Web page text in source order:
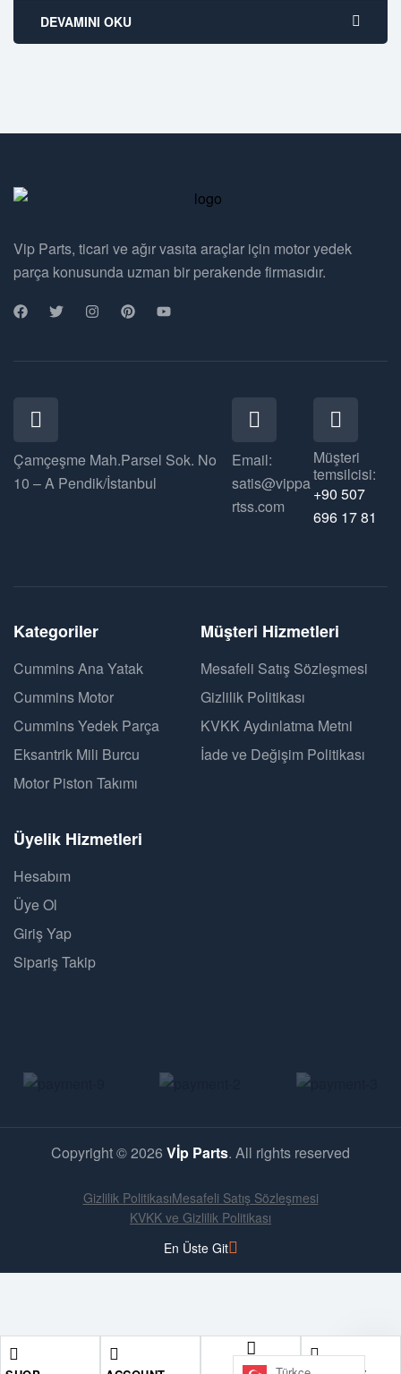
DEVAMINI OKU
ARA
Vip Parts, ticari ve ağır vasıta araçlar için motor yedek
parça konusunda uzman bir perakende firmasıdır.
Çamçeşme Mah.Parsel Sok. No
10 – A Pendik/İstanbul
Email:
satis@vippa
rtss.com
Müşteri
temsilcisi:
+90 507
696 17 81
Kategoriler
Cummins Ana Yatak
Cummins Motor
Cummins Yedek Parça
Eksantrik Mili Burcu
Motor Piston Takımı
Müşteri Hizmetleri
Mesafeli Satış Sözleşmesi
Gizlilik Politikası
KVKK Aydınlatma Metni
İade ve Değişim Politikası
Üyelik Hizmetleri
Hesabım
Üye Ol
Giriş Yap
Sipariş Takip
Copyright © 2026 Vİp Parts. All rights reserved
En Üste Git
Gizlilik PolitikasıMesafeli Satış Sözleşmesi
KVKK ve Gizlilik Politikası